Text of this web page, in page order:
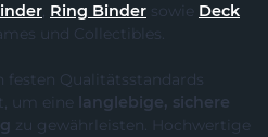
, Ring Binder sowie Deck
und Collectibles.
festen Qualitätsstandards
um eine langlebige, sichere
zu gewährleisten. Hochwertige